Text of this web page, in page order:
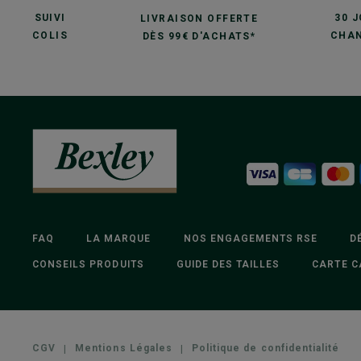
SUIVI
COLIS
LIVRAISON OFFERTE
DÈS 99€ D'ACHATS*
30
FAQ LA MARQUE NOS ENGAGEMENTS RSE
CONSEILS PRODUITS GUIDE DES TAILLES CARTE
CGV | Mentions Légales | Politique de confidentialité